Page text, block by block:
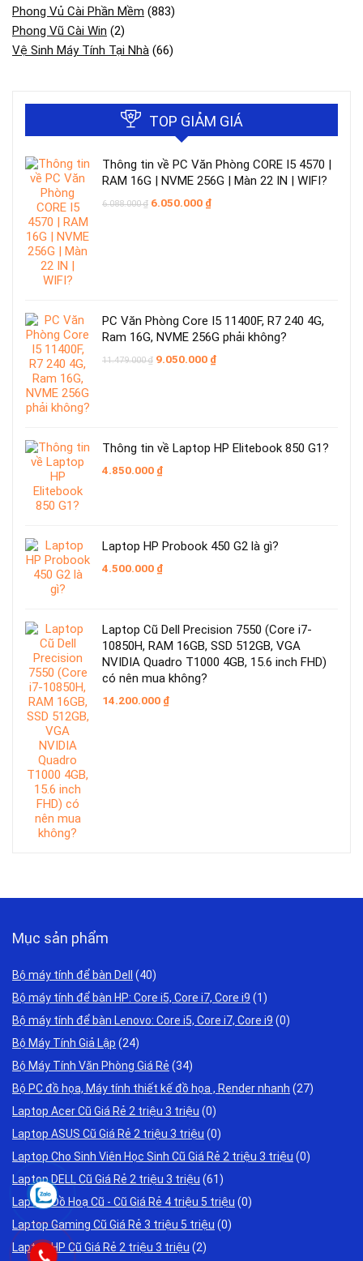
Phong Vủ Cài Phần Mềm (883)
Phong Vũ Cài Win (2)
Vệ Sinh Máy Tính Tại Nhà (66)
TOP GIẢM GIÁ
Thông tin về PC Văn Phòng CORE I5 4570 |
RAM 16G | NVME 256G | Màn 22 IN | WIFI?
6.088.000₫ Giá
6.050.000 ₫Giá
PC Văn Phòng Core I5 11400F, R7 240 4G,
Ram 16G, NVME 256G phải không?
11.479.000₫ Giá
9.050.000 ₫Giá
Thông tin về Laptop HP Elitebook 850 G1?
4.850.000 ₫
Laptop HP Probook 450 G2 là gì?
4.500.000 ₫
Laptop Cũ Dell Precision 7550 (Core i7-
10850H, RAM 16GB, SSD 512GB, VGA
NVIDIA Quadro T1000 4GB, 15.6 inch FHD)
có nên mua không?
14.200.000 ₫
Mục sản phẩm
Bộ máy tính để bàn Dell
(40)
Bộ máy tính để bàn HP: Core i5, Core i7, Core i9 (1)
Bộ máy tính để bàn Lenovo: Core i5, Core i7, Core i9 (0)
Bộ Máy Tính Giả Lập (24)
Bộ Máy Tính Văn Phòng Giá Rẻ (34)
Bộ PC đồ họa, Máy tính thiết kế đồ họa , Render nhanh (27)
Laptop Acer Cũ Giá Rẻ 2 triệu 3 triệu (0)
Laptop ASUS Cũ Giá Rẻ 2 triệu 3 triệu (0)
Laptop Cho Sinh Viên Học Sinh Cũ Giá Rẻ 2 triệu 3 triệu (0)
Laptop DELL Cũ Giá Rẻ 2 triệu 3 triệu (61)
Laptop Đồ Hoạ Cũ - Cũ Giá Rẻ 4 triệu 5 triệu (0)
Laptop Gaming Cũ Giá Rẻ 3 triệu 5 triệu (0)
Laptop HP Cũ Giá Rẻ 2 triệu 3 triệu (2)